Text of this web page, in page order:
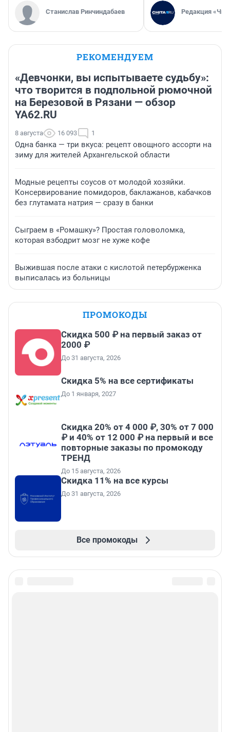
Станислав Ринчиндабаев Редакция
РЕКОМЕНДУЕМ
«Девчонки, вы испытываете судьбу»:
что творится в подпольной рюмочной
на Березовой в Рязани — обзор
YA62.RU
8 августа 16 093 1
Одна банка — три вкуса: рецепт овощного ассорти на
зиму для жителей Архангельской области
Модные рецепты соусов от молодой хозяйки.
Консервирование помидоров, баклажанов, кабачков
без глутамата натрия — сразу в банки
Сыграем в «Ромашку»? Простая головоломка,
которая взбодрит мозг не хуже кофе
Выжившая после атаки с кислотой петербурженка
выписалась из больницы
ПРОМОКОДЫ
Скидка 500 ₽ на первый заказ от
2000 ₽
До 31 августа, 2026
Скидка 5% на все сертификаты
До 1 января, 2027
Скидка 20% от 4 000 ₽, 30% от 7 000
₽ и 40% от 12 000 ₽ на первый и все
повторные заказы по промокоду
ТРЕНД
До 15 августа, 2026
Скидка 11% на все курсы
До 31 августа, 2026
Все промокоды